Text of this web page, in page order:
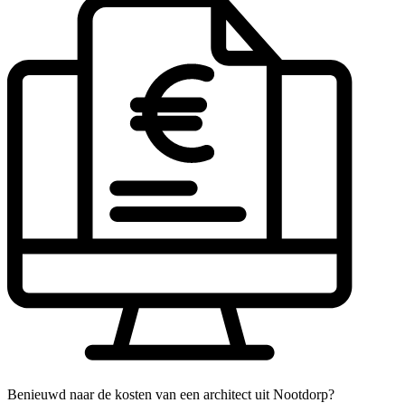
Benieuwd naar de kosten van een architect uit Nootdorp?